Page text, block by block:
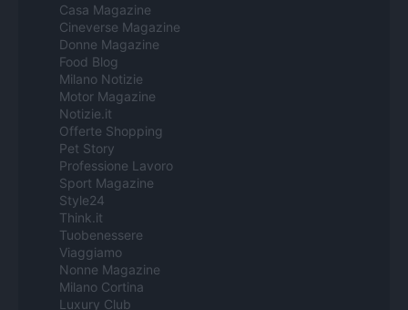
Casa Magazine
Cineverse Magazine
Donne Magazine
Food Blog
Milano Notizie
Motor Magazine
Notizie.it
Offerte Shopping
Pet Story
Professione Lavoro
Sport Magazine
Style24
Think.it
Tuobenessere
Viaggiamo
Nonne Magazine
Milano Cortina
Luxury Club